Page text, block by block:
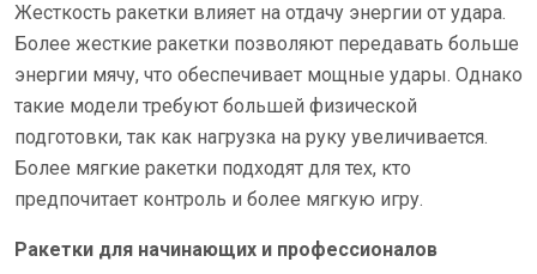
Жесткость ракетки влияет на отдачу энергии от удара.
Более жесткие ракетки позволяют передавать больше
энергии мячу, что обеспечивает мощные удары. Однако
такие модели требуют большей физической
подготовки, так как нагрузка на руку увеличивается.
Более мягкие ракетки подходят для тех, кто
предпочитает контроль и более мягкую игру.
Ракетки для начинающих и профессионалов